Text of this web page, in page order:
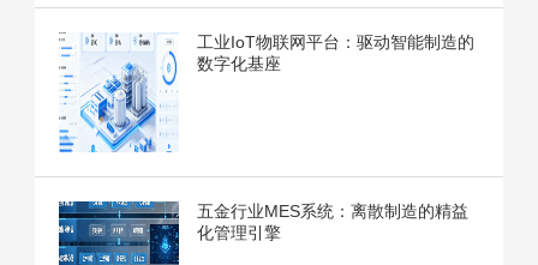
工业IoT物联网平台：驱动智能制造的
数字化基座
五金行业MES系统：离散制造的精益
化管理引擎